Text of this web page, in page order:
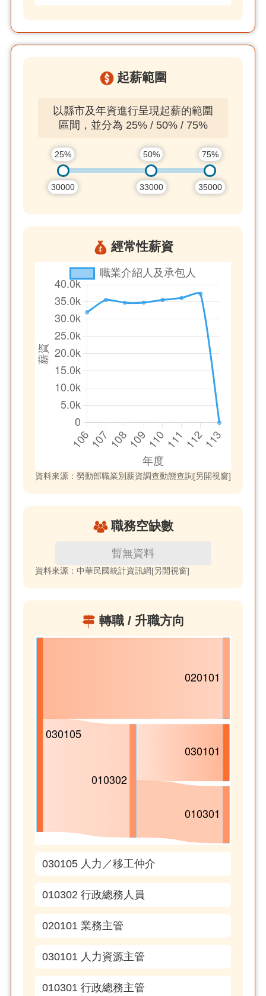
起薪範圍
以縣市及年資進行呈現起薪的範圍
區間，並分為 25% / 50% / 75%
25%
30000
50%
33000
75%
35000
經常性薪資
資料來源：勞動部職業別薪資調查動態查詢[另開視窗]
職務空缺數
暫無資料
資料來源：中華民國統計資訊網[另開視窗]
轉職 / 升職方向
030105 人力／移工仲介
010302 行政總務人員
020101 業務主管
030101 人力資源主管
010301 行政總務主管